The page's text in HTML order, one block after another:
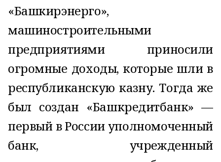
«Башкирэнерго»,
машиностроительными
предприятиями приносили
огромные доходы, которые шли в
республиканскую казну. Тогда же
был создан «Башкредитбанк» —
первый в России уполномоченный
банк, учрежденный